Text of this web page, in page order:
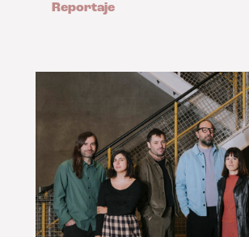
Reportaje